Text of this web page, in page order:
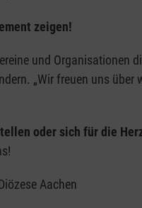
zeigen!
und Organisationen
„Wir freuen uns
oder sich für die
Aachen